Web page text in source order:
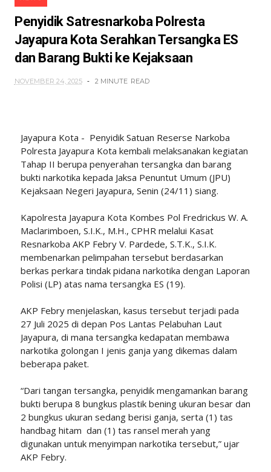
Penyidik Satresnarkoba Polresta
Jayapura Kota Serahkan Tersangka ES
dan Barang Bukti ke Kejaksaan
NOVEMBER 24, 2025 2 MINUTE READ
Jayapura Kota - Penyidik Satuan Reserse Narkoba
Polresta Jayapura Kota kembali melaksanakan kegiatan
Tahap II berupa penyerahan tersangka dan barang
bukti narkotika kepada Jaksa Penuntut Umum (JPU)
Kejaksaan Negeri Jayapura, Senin (24/11) siang.
Kapolresta Jayapura Kota Kombes Pol Fredrickus W. A.
Maclarimboen, S.I.K., M.H., CPHR melalui Kasat
Resnarkoba AKP Febry V. Pardede, S.T.K., S.I.K.
membenarkan pelimpahan tersebut berdasarkan
berkas perkara tindak pidana narkotika dengan Laporan
Polisi (LP) atas nama tersangka ES (19).
AKP Febry menjelaskan, kasus tersebut terjadi pada
27 Juli 2025 di depan Pos Lantas Pelabuhan Laut
Jayapura, di mana tersangka kedapatan membawa
narkotika golongan I jenis ganja yang dikemas dalam
beberapa paket.
“Dari tangan tersangka, penyidik mengamankan barang
bukti berupa 8 bungkus plastik bening ukuran besar dan
2 bungkus ukuran sedang berisi ganja, serta (1) tas
handbag hitam dan (1) tas ransel merah yang
digunakan untuk menyimpan narkotika tersebut,” ujar
AKP Febry.